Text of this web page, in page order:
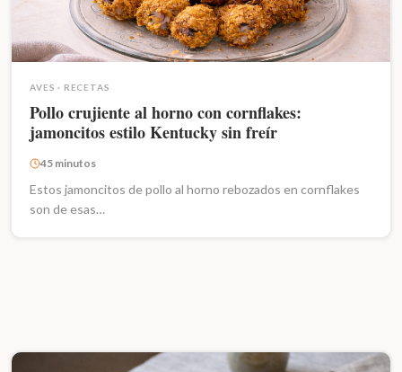
AVES · RECETAS
Pollo crujiente al horno con cornflakes:
jamoncitos estilo Kentucky sin freír
45 minutos
Estos jamoncitos de pollo al horno rebozados en cornflakes
son de esas…